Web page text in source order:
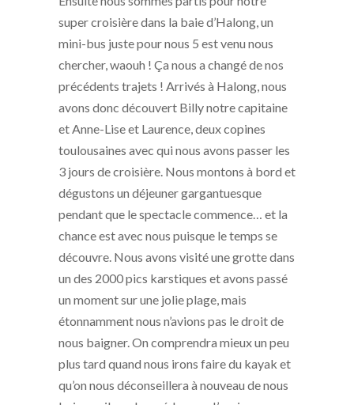
super croisière dans la baie d’Halong, un
mini-bus juste pour nous 5 est venu nous
chercher, waouh ! Ça nous a changé de nos
précédents trajets ! Arrivés à Halong, nous
avons donc découvert Billy notre capitaine
et Anne-Lise et Laurence, deux copines
toulousaines avec qui nous avons passer les
3 jours de croisière. Nous montons à bord et
dégustons un déjeuner gargantuesque
pendant que le spectacle commence… et la
chance est avec nous puisque le temps se
découvre. Nous avons visité une grotte dans
un des 2000 pics karstiques et avons passé
un moment sur une jolie plage, mais
étonnamment nous n’avions pas le droit de
nous baigner. On comprendra mieux un peu
plus tard quand nous irons faire du kayak et
qu’on nous déconseillera à nouveau de nous